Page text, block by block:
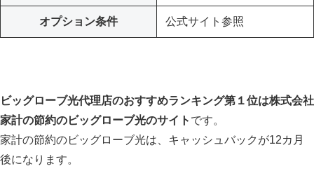
オプション条件 公式サイト参照
ビッグローブ光代理店のおすすめランキング第１位は株式会社
家計の節約のビッグローブ光のサイト です。
家計の節約のビッグローブ光は、キャッシュバックが12カ月
後になります。